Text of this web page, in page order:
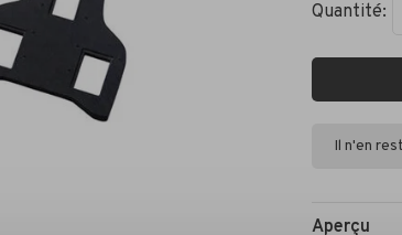
Quantité:
Il n'en
Aperçu